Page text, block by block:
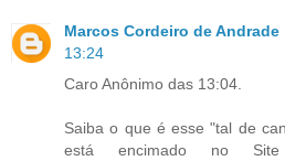
Marcos Cordeiro de Andrade
13:24
Caro Anônimo das 13:04.
Saiba o que é esse "tal de
está encimado no